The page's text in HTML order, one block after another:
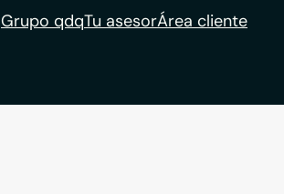
Grupo qdqTu asesorÁrea cliente